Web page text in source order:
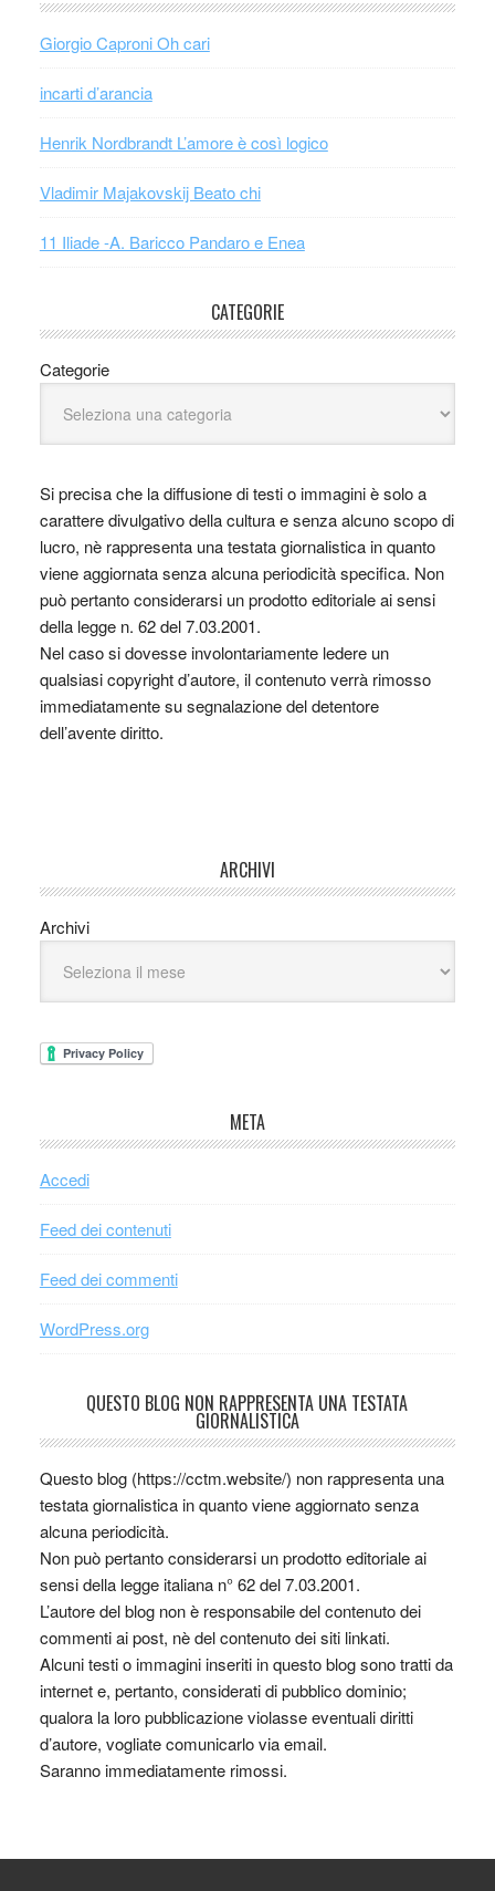
Giorgio Caproni Oh cari
incarti d’arancia
Henrik Nordbrandt L’amore è così logico
Vladimir Majakovskij Beato chi
11 Iliade -A. Baricco Pandaro e Enea
CATEGORIE
Categorie
Si precisa che la diffusione di testi o immagini è solo a
carattere divulgativo della cultura e senza alcuno scopo di
lucro, nè rappresenta una testata giornalistica in quanto
viene aggiornata senza alcuna periodicità specifica. Non
può pertanto considerarsi un prodotto editoriale ai sensi
della legge n. 62 del 7.03.2001.
Nel caso si dovesse involontariamente ledere un
qualsiasi copyright d’autore, il contenuto verrà rimosso
immediatamente su segnalazione del detentore
dell’avente diritto.
ARCHIVI
Archivi
META
Accedi
Feed dei contenuti
Feed dei commenti
WordPress.org
QUESTO BLOG NON RAPPRESENTA UNA TESTATA
GIORNALISTICA
Questo blog (https://cctm.website/) non rappresenta una
testata giornalistica in quanto viene aggiornato senza
alcuna periodicità.
Non può pertanto considerarsi un prodotto editoriale ai
sensi della legge italiana n° 62 del 7.03.2001.
L’autore del blog non è responsabile del contenuto dei
commenti ai post, nè del contenuto dei siti linkati.
Alcuni testi o immagini inseriti in questo blog sono tratti da
internet e, pertanto, considerati di pubblico dominio;
qualora la loro pubblicazione violasse eventuali diritti
d’autore, vogliate comunicarlo via email.
Saranno immediatamente rimossi.